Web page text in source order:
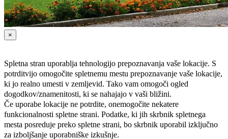
×
Spletna stran uporablja tehnologijo prepoznavanja vaše lokacije. S
potrditvijo omogočite spletnemu mestu prepoznavanje vaše lokacije,
ki jo realno umesti v zemljevid. Tako vam omogoči ogled
dogodkov/znamenitosti, ki se nahajajo v vaši bližini.
Če uporabe lokacije ne potrdite, onemogočite nekatere
funkcionalnosti spletne strani. Podatke, ki jih skrbnik spletnega
mesta posreduje preko spletne strani, bo skrbnik uporabil izključno
za izboljšanje uporabniške izkušnje.